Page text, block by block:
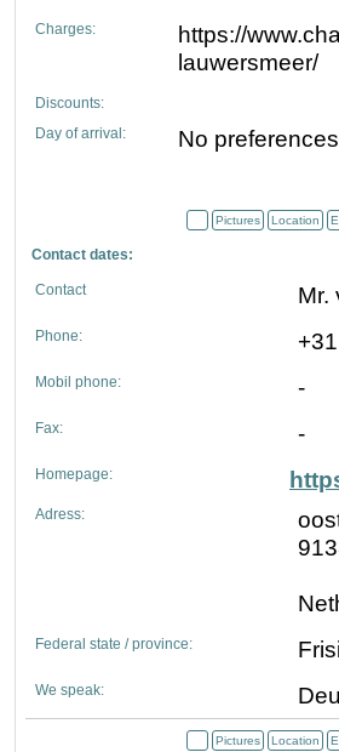
Charges:
https://
lauwersmeer/
Discounts:
Day of arrival:
No preferences
Pictures Location
Contact dates:
Contact Mr.
Phone:
Mobil phone: -
Fax: -
Homepage:
Adress:
Federal state / province:
We speak:
Pictures Location